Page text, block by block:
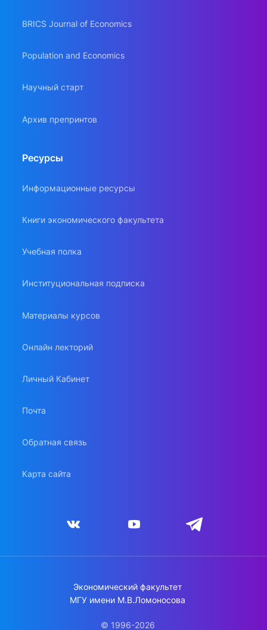
BRICS Journal of Economics
Population and Economics
Научный старт
Архив препринтов
Ресурсы
Информационные ресурсы
Книги экономического факультета
Учебная полка
Институциональная подписка
Материалы курсов
Онлайн лекторий
Личный Кабинет
Почта
Обратная связь
Карта сайта
Экономический факультет
МГУ имени М.В.Ломоносова
© 1996-2026